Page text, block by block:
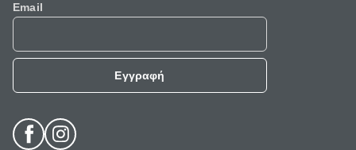
Email
Εγγραφή